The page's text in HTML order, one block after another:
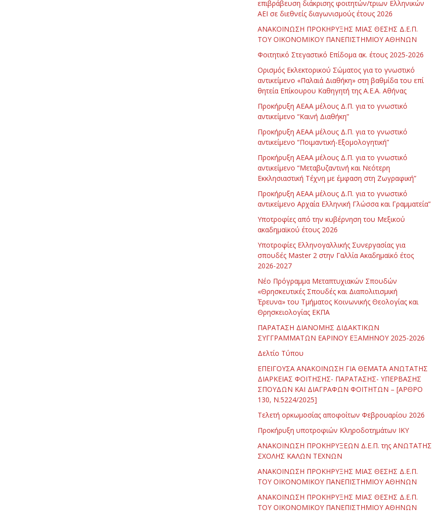
επιβράβευση διάκρισης φοιτητών/τριων Ελληνικών
ΑΕΙ σε διεθνείς διαγωνισμούς έτους 2026
ΑΝΑΚΟΙΝΩΣΗ ΠΡΟΚΗΡΥΞΗΣ ΜΙΑΣ ΘΕΣΗΣ Δ.Ε.Π.
ΤΟΥ ΟΙΚΟΝΟΜΙΚΟΥ ΠΑΝΕΠΙΣΤΗΜΙΟΥ ΑΘΗΝΩΝ
Φοιτητικό Στεγαστικό Επίδομα ακ. έτους 2025-2026
Ορισμός Εκλεκτορικού Σώματος για το γνωστικό
αντικείμενο «Παλαιά Διαθήκη» στη βαθμίδα του επί
θητεία Επίκουρου Καθηγητή της Α.Ε.Α. Αθήνας
Προκήρυξη ΑΕΑΑ μέλους Δ.Π. για το γνωστικό
αντικείμενο “Καινή Διαθήκη”
Προκήρυξη ΑΕΑΑ μέλους Δ.Π. για το γνωστικό
αντικείμενο “Ποιμαντική-Εξομολογητική”
Προκήρυξη ΑΕΑΑ μέλους Δ.Π. για το γνωστικό
αντικείμενο “Μεταβυζαντινή και Νεότερη
Εκκλησιαστική Τέχνη με έμφαση στη Ζωγραφική”
Προκήρυξη ΑΕΑΑ μέλους Δ.Π. για το γνωστικό
αντικείμενο Αρχαία Ελληνική Γλώσσα και Γραμματεία”
Υποτροφίες από την κυβέρνηση του Μεξικού
ακαδημαϊκού έτους 2026
Υποτροφίες Ελληνογαλλικής Συνεργασίας για
σπουδές Master 2 στην Γαλλία Ακαδημαϊκό έτος
2026-2027
Νέο Πρόγραμμα Μεταπτυχιακών Σπουδών
«Θρησκευτικές Σπουδές και Διαπολιτισμική
Έρευνα» του Τμήματος Κοινωνικής Θεολογίας και
Θρησκειολογίας ΕΚΠΑ
ΠΑΡΑΤΑΣΗ ΔΙΑΝΟΜΗΣ ΔΙΔΑΚΤΙΚΩΝ
ΣΥΓΓΡΑΜΜΑΤΩΝ ΕΑΡΙΝΟΥ ΕΞΑΜΗΝΟΥ 2025-2026
Δελτίο Τύπου
ΕΠΕΙΓΟΥΣΑ ΑΝΑΚΟΙΝΩΣΗ ΓΙΑ ΘΕΜΑΤΑ ΑΝΩΤΑΤΗΣ
ΔΙΑΡΚΕΙΑΣ ΦΟΙΤΗΣΗΣ- ΠΑΡΑΤΑΣΗΣ- ΥΠΕΡΒΑΣΗΣ
ΣΠΟΥΔΩΝ ΚΑΙ ΔΙΑΓΡΑΦΩΝ ΦΟΙΤΗΤΩΝ – [ΑΡΘΡΟ
130, Ν.5224/2025]
Τελετή ορκωμοσίας αποφοίτων Φεβρουαρίου 2026
Προκήρυξη υποτροφιών Κληροδοτημάτων ΙΚΥ
ΑΝΑΚΟΙΝΩΣΗ ΠΡΟΚΗΡΥΞΕΩΝ Δ.Ε.Π. της ΑΝΩΤΑΤΗΣ
ΣΧΟΛΗΣ ΚΑΛΩΝ ΤΕΧΝΩΝ
ΑΝΑΚΟΙΝΩΣΗ ΠΡΟΚΗΡΥΞΗΣ ΜΙΑΣ ΘΕΣΗΣ Δ.Ε.Π.
ΤΟΥ ΟΙΚΟΝΟΜΙΚΟΥ ΠΑΝΕΠΙΣΤΗΜΙΟΥ ΑΘΗΝΩΝ
ΑΝΑΚΟΙΝΩΣΗ ΠΡΟΚΗΡΥΞΗΣ ΜΙΑΣ ΘΕΣΗΣ Δ.Ε.Π.
ΤΟΥ ΟΙΚΟΝΟΜΙΚΟΥ ΠΑΝΕΠΙΣΤΗΜΙΟΥ ΑΘΗΝΩΝ